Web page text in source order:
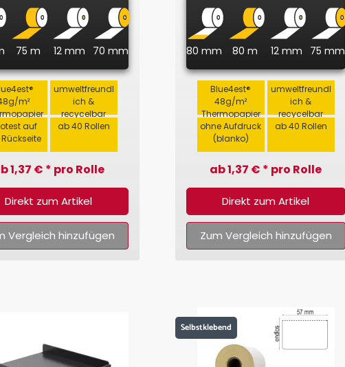
75 m 12 mm 70 mm
m²
umweltfreundl
ich &
recycelbar
auf
ab 40 Rollen
1,37 € * pro Rolle
Direkt zum Artikel
Vergleich hinzufügen
80 mm 80 m 12 mm 75 mm
Blue4est®
48g/m²
Thermopapier
umweltfreundl
ich &
recycelbar
ohne Aufdruck
(blanko)
ab 40 Rollen
ab 1,37 € * pro Rolle
Direkt zum Artikel
Zum Vergleich hinzufügen
Selbstklebend